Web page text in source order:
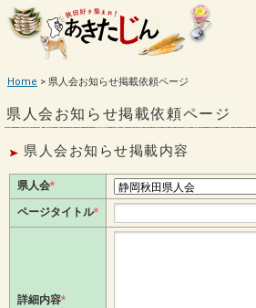
Home 県人会お知らせ掲載依頼ページ
県人会お知らせ掲載依頼ページ
県人会お知らせ掲載内容
県人会*
ページタイトル*
詳細内容*